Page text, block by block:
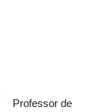
Professor de